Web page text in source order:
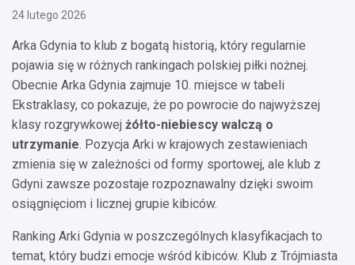
24 lutego 2026
Arka Gdynia to klub z bogatą historią, który regularnie
pojawia się w różnych rankingach polskiej piłki nożnej.
Obecnie Arka Gdynia zajmuje 10. miejsce w tabeli
Ekstraklasy, co pokazuje, że po powrocie do najwyższej
klasy rozgrywkowej żółto-niebiescy walczą o
utrzymanie. Pozycja Arki w krajowych zestawieniach
zmienia się w zależności od formy sportowej, ale klub z
Gdyni zawsze pozostaje rozpoznawalny dzięki swoim
osiągnięciom i licznej grupie kibiców.
Ranking Arki Gdynia w poszczególnych klasyfikacjach to
temat, który budzi emocje wśród kibiców. Klub z Trójmiasta